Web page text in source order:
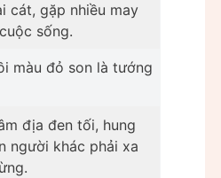
cát, gặp nhiều may
sống.
màu đỏ son là tướng
địa đen tối, hung
người khác phải xa